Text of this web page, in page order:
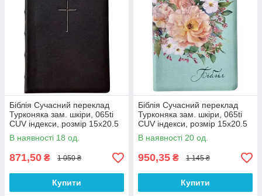
Біблія Сучасний переклад
Турконяка зам. шкіри, 065ti
CUV індекси, розмір 15х20.5
см (арт 1056507) Чорна
В наявності 18 од.
871,50 ₴ 1 050 ₴
Купити
Біблія Сучасний переклад
Турконяка зам. шкіри, 065ti
CUV індекси, розмір 15х20.5
см (арт 1056551) Кольорова
В наявності 20 од.
950,35 ₴ 1 145 ₴
Купити